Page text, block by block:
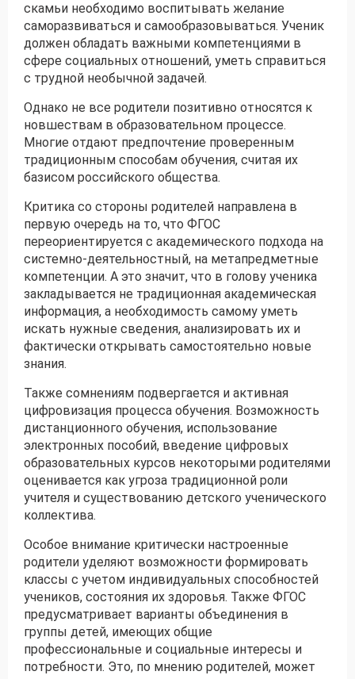
скамьи необходимо воспитывать желание
саморазвиваться и самообразовываться. Ученик
должен обладать важными компетенциями в
сфере социальных отношений, уметь справиться
с трудной необычной задачей.
Однако не все родители позитивно относятся к
новшествам в образовательном процессе.
Многие отдают предпочтение проверенным
традиционным способам обучения, считая их
базисом российского общества.
Критика со стороны родителей направлена в
первую очередь на то, что ФГОС
переориентируется с академического подхода на
системно-деятельностный, на метапредметные
компетенции. А это значит, что в голову ученика
закладывается не традиционная академическая
информация, а необходимость самому уметь
искать нужные сведения, анализировать их и
фактически открывать самостоятельно новые
знания.
Также сомнениям подвергается и активная
цифровизация процесса обучения. Возможность
дистанционного обучения, использование
электронных пособий, введение цифровых
образовательных курсов некоторыми родителями
оценивается как угроза традиционной роли
учителя и существованию детского ученического
коллектива.
Особое внимание критически настроенные
родители уделяют возможности формировать
классы с учетом индивидуальных способностей
учеников, состояния их здоровья. Также ФГОС
предусматривает варианты объединения в
группы детей, имеющих общие
профессиональные и социальные интересы и
потребности. Это, по мнению родителей, может